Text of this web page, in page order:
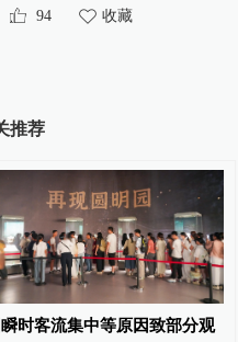
94 收藏
推荐
瞬时客流集中等原因致部分观